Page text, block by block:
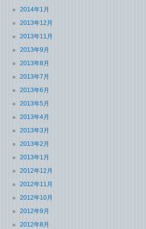
2014年1月
2013年12月
2013年11月
2013年9月
2013年8月
2013年7月
2013年6月
2013年5月
2013年4月
2013年3月
2013年2月
2013年1月
2012年12月
2012年11月
2012年10月
2012年9月
2012年8月